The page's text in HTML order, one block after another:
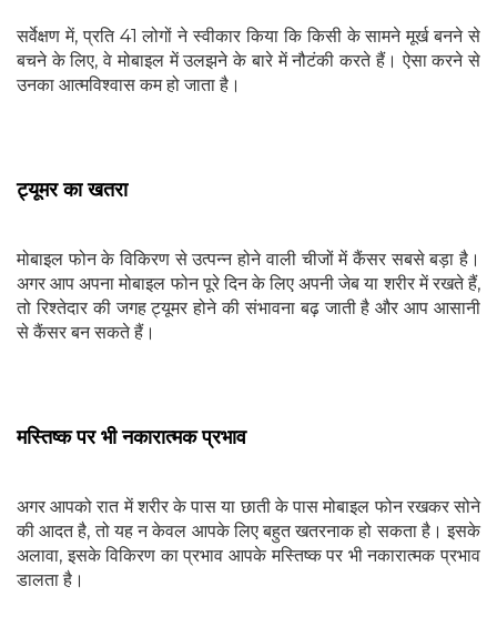
सर्वेक्षण में, प्रति 41 लोगों ने स्वीकार किया कि किसी के सामने मूर्ख बनने से
बचने के लिए, वे मोबाइल में उलझने के बारे में नौटंकी करते हैं। ऐसा करने से
उनका आत्मविश्वास कम हो जाता है।
ट्यूमर का खतरा
मोबाइल फोन के विकिरण से उत्पन्न होने वाली चीजों में कैंसर सबसे बड़ा है।
अगर आप अपना मोबाइल फोन पूरे दिन के लिए अपनी जेब या शरीर में रखते हैं,
तो रिश्तेदार की जगह ट्यूमर होने की संभावना बढ़ जाती है और आप आसानी
से कैंसर बन सकते हैं।
मस्तिष्क पर भी नकारात्मक प्रभाव
अगर आपको रात में शरीर के पास या छाती के पास मोबाइल फोन रखकर सोने
की आदत है, तो यह न केवल आपके लिए बहुत खतरनाक हो सकता है। इसके
अलावा, इसके विकिरण का प्रभाव आपके मस्तिष्क पर भी नकारात्मक प्रभाव
डालता है।